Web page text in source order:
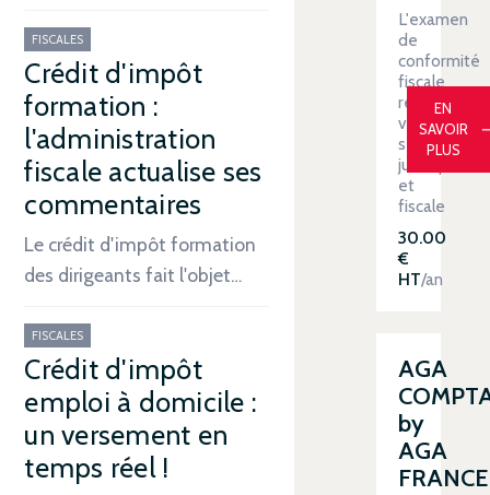
FISCALES
Crédit d'impôt
formation :
l'administration
fiscale actualise ses
commentaires
Le crédit d'impôt formation
des dirigeants fait l'objet…
FISCALES
Crédit d'impôt
emploi à domicile :
un versement en
temps réel !
L'examen
de
conformité
fiscale
renforce
votre
sécurité
juridique
et
fiscale
30.00
€
HT/an
EN
SAVOIR
PLUS
AGA
by
AGA
FRANCE